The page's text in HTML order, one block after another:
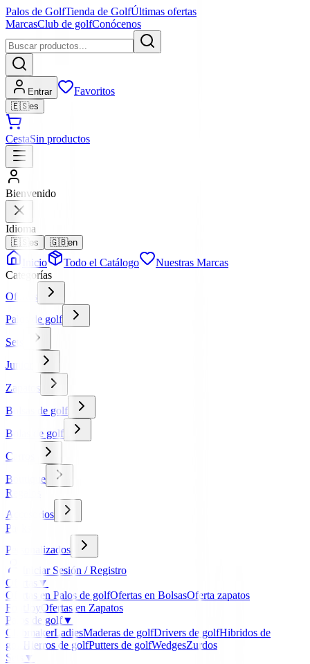
Palos de GolfTienda de GolfÚltimas ofertas
MarcasClub de golfConócenos
Entrar Favoritos
🇪🇸es
CestaSin productos
Bienvenido
Idioma
🇪🇸 es 🇬🇧en
Inicio Todo el Catálogo
Nuestras Marcas
Categorías
Ofertas
Palos de golf
Sets
Junior
Zapatos
Bolsas de golf
Bolas de golf
Carros
Boutique
Regalos
Accesorios
Packs
Personalizados
Iniciar Sesión / Registro
Ofertas
▼
Ofertas en Palos de golfOfertas en BolsasOferta zapatos
FootJoy Ofertas en Zapatos
Palos de golf▼
ClubmakerLadiesMaderas de golfDrivers de golfHibridos de
golf
Hierros de golfPutters de golfWedgesZurdos
Sets
▼